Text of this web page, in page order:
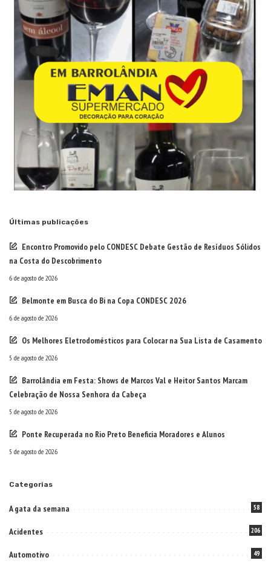
Últimas publicações
Encontro Promovido pelo CONDESC Debate Gestão de Resíduos Sólidos
na Costa do Descobrimento
6 de agosto de 2026
Belmonte em Busca do Bi na Copa CONDESC 2026
6 de agosto de 2026
Os Melhores Eletrodomésticos para Colocar na Sua Lista de Casamento
5 de agosto de 2026
Barrolândia em Festa: Shows de Marcos Val e Heitor Santos Marcam
Celebração de Nossa Senhora da Cabeça
5 de agosto de 2026
Ponte Recuperada no Rio Preto Beneficia Moradores e Alunos
5 de agosto de 2026
Categorias
A gata da semana 58
Acidentes 206
Automotivo 49